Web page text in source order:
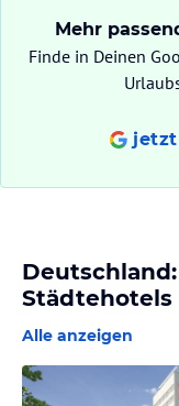
Mehr
Finde in Deinen
Städtehotels
Alle anzeigen